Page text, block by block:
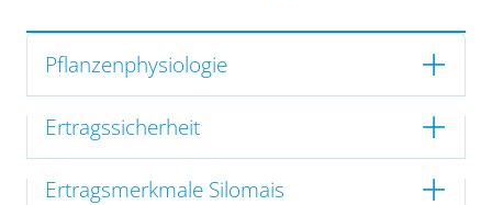
Pflanzenphysiologie
Ertragssicherheit
Ertragsmerkmale Silomais